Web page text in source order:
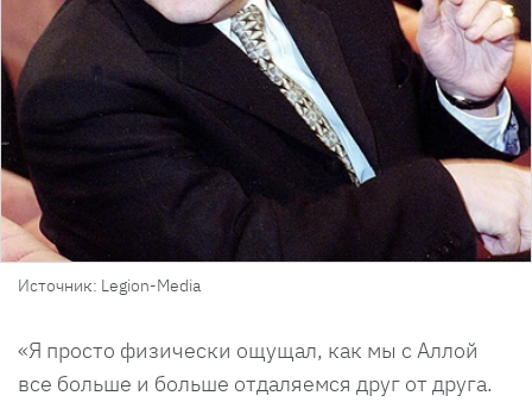
Источник: Legion-Media
«Я просто физически ощущал, как мы с Аллой
все больше и больше отдаляемся друг от друга.